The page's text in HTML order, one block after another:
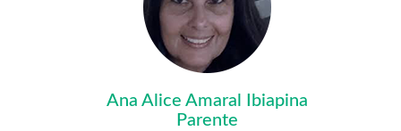
Ana Alice Amaral Ibiapina
Parente